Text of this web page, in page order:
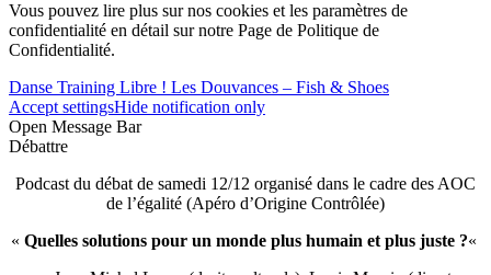
Vous pouvez lire plus sur nos cookies et les paramètres de
confidentialité en détail sur notre Page de Politique de
Confidentialité.
Danse Training Libre ! Les Douvances – Fish & Shoes
Accept settingsHide notification only
Open Message Bar
Débattre
Podcast du débat de samedi 12/12 organisé dans le cadre des AOC
de l’égalité (Apéro d’Origine Contrôlée)
« Quelles solutions pour un monde plus humain et plus juste ?«